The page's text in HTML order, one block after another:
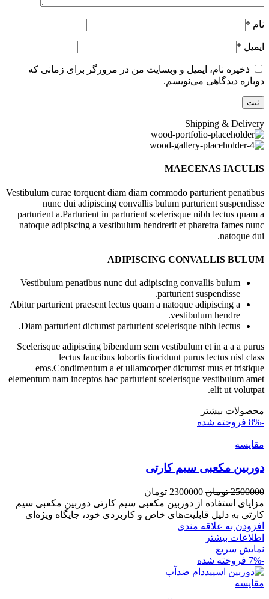
نام *
ایمیل *
ذخیره نام، ایمیل و وبسایت من در مرورگر برای زمانی که
دوباره دیدگاهی می‌نویسم.
Shipping & Delivery
MAECENAS IACULIS
Vestibulum curae torquent diam diam commodo parturient penatibus
nunc dui adipiscing convallis bulum parturient suspendisse
parturient a.Parturient in parturient scelerisque nibh lectus quam a
natoque adipiscing a vestibulum hendrerit et pharetra fames nunc
natoque dui.
ADIPISCING CONVALLIS BULUM
Vestibulum penatibus nunc dui adipiscing convallis bulum
parturient suspendisse.
Abitur parturient praesent lectus quam a natoque adipiscing a
vestibulum hendre.
Diam parturient dictumst parturient scelerisque nibh lectus.
Scelerisque adipiscing bibendum sem vestibulum et in a a a purus
lectus faucibus lobortis tincidunt purus lectus nisl class
eros.Condimentum a et ullamcorper dictumst mus et tristique
elementum nam inceptos hac parturient scelerisque vestibulum amet
elit ut volutpat.
محصولات بیشتر
-8%
فروخته شده
مقايسه
دوربین مکعبی سیم کارتی
2500000 تومان قیمت
اصلی
2500000 تومان
بود.
2300000 تومان
فعلی
2300000 تومان
مزایای استفاده از دوربین مکعبی سیم کارتی دوربین مکعبی سیم
کارتی به دلیل قابلیت‌های خاص و کاربردی خود، جایگاه ویژه‌ای
افزودن به علاقه مندی
اطلاعات بیشتر
نمایش سریع
-7%
فروخته شده
مقايسه